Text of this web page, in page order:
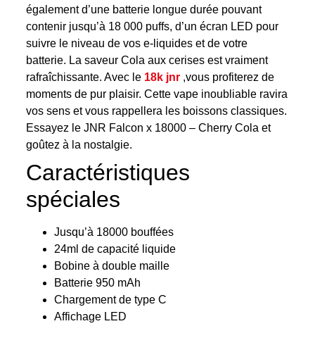
également d’une batterie longue durée pouvant
contenir jusqu’à 18 000 puffs, d’un écran LED pour
suivre le niveau de vos e-liquides et de votre
batterie. La saveur Cola aux cerises est vraiment
rafraîchissante. Avec le 18k jnr,vous profiterez de
moments de pur plaisir. Cette vape inoubliable ravira
vos sens et vous rappellera les boissons classiques.
Essayez le JNR Falcon x 18000 – Cherry Cola et
goûtez à la nostalgie.
Caractéristiques
spéciales
Jusqu’à 18000 bouffées
24ml de capacité liquide
Bobine à double maille
Batterie 950 mAh
Chargement de type C
Affichage LED